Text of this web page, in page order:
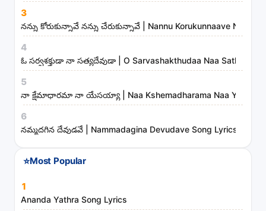
,
a
r
t
t
s
d
m
i
3
నన్ను కోరుకున్నావే నన్ను చేరుకున్నావే | Nannu Korukunnaave Nannu
4
ఓ సర్వశక్తుడా నా సత్యదేవుడా | O Sarvashakthudaa Naa
5
నా క్షేమాధారమా నా యేసయ్యా | Naa Kshemadharama Naa Yesayya
6
నమ్మదగిన దేవుడవే | Nammadagina Devudave Song Lyrics
⭐Most Popular
1
Ananda Yathra Song Lyrics